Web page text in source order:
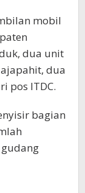
mobil
dua unit
dua
pos ITDC.
bagian